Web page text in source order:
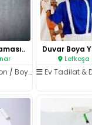
/ Boya & Badana
Lefkoşa
Ev Tadilat &